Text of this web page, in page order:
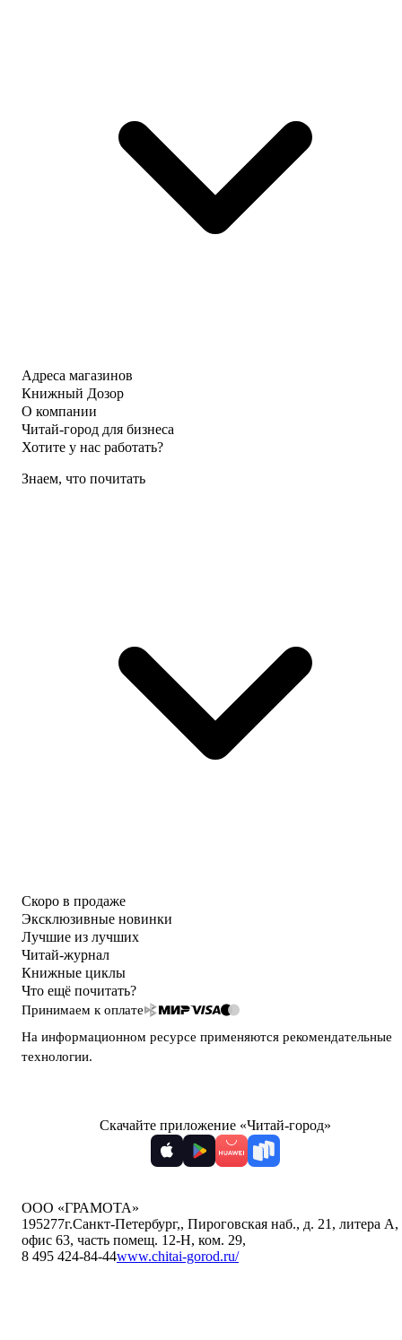
Адреса магазинов
Книжный Дозор
О компании
Читай-город для бизнеса
Хотите у нас работать?
Знаем, что почитать
Скоро в продаже
Эксклюзивные новинки
Лучшие из лучших
Читай-журнал
Книжные циклы
Что ещё почитать?
Принимаем к оплате
На информационном ресурсе применяются рекомендательные
технологии.
Скачайте приложение «Читай-город»
ООО «ГРАМОТА»
195277г.Санкт-Петербург,, Пироговская наб., д. 21, литера А,
офис 63, часть помещ. 12-Н, ком. 29,
8 495 424-84-44www.chitai-gorod.ru/